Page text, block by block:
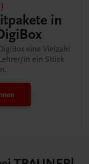
in
eine Vielzahl
in ein Stück